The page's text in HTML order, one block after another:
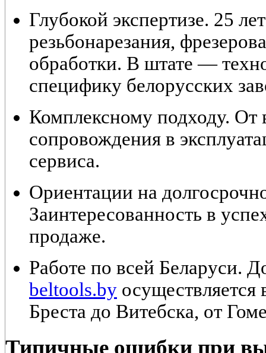
Глубокой экспертизе. 25
резьбонарезания,
обработки. В штате —
специфику белорусских
Комплексному подходу. От
сопровождения в
сервиса.
Ориентации на
Заинтересованность в
продаже.
Работе по всей Беларуси.
beltools.by
Бреста до Витебска, от
Типичные ошибки при